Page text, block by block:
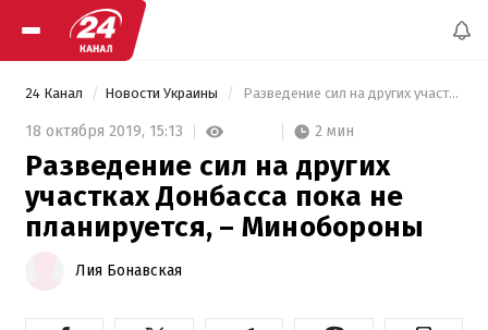
24 Канал Новости Украины Разведение сил на других участках Донбасса пока не планируется, – Минобороны
18 октября 2019, 15:13 2 мин
Разведение сил на других
участках Донбасса пока не
планируется, – Минобороны
Лия Бонавская